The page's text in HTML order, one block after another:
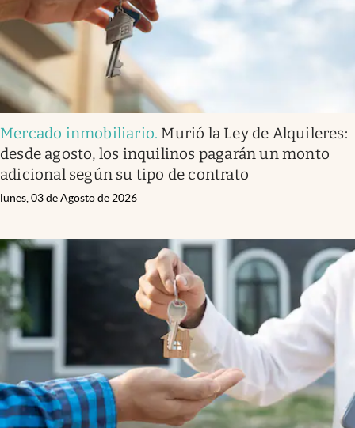
Mercado inmobiliario. Murió la Ley de Alquileres:
desde agosto, los inquilinos pagarán un monto
adicional según su tipo de contrato
lunes, 03 de Agosto de 2026